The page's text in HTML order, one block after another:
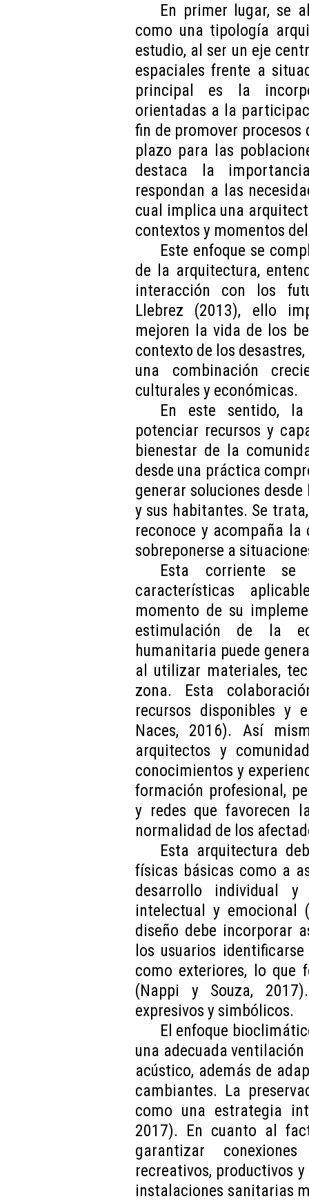
En primer lugar, se
como una tipología
estudio, al ser un eje
espaciales frente a
principal es la
orientadas a la
fin de promover
plazo para las
destaca la
respondan a las
cual implica una
contextos y momentos
Este enfoque se
de la arquitectura,
interacción con los
Llebrez (2013), ello
mejoren la vida de los
contexto de los
una combinación
culturales y económicas.
En este sentido, la
potenciar recursos y
bienestar de la
desde una práctica
generar soluciones
y sus habitantes. Se
reconoce y acompaña
sobreponerse a
Esta corriente
características
momento de su
estimulación de la
humanitaria puede
al utilizar materiales,
zona. Esta
recursos disponibles y
Naces, 2016). Así
arquitectos y
conocimientos y
formación profesional,
y redes que favorecen
normalidad de los
Esta arquitectura
físicas básicas como a
desarrollo individual
intelectual y emocional
diseño debe incorporar
los usuarios
como exteriores, lo que
(Nappi y Souza,
expresivos y simbólicos.
El enfoque
una adecuada
acústico, además de
cambiantes. La
como una estrategia
2017). En cuanto al
garantizar
recreativos, productivos
instalaciones sanitarias